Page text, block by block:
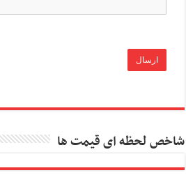
شاخص لحظه ای قیمت ها